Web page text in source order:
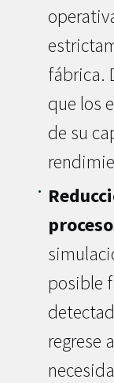
fábrica.
que los
de su
posible
regrese